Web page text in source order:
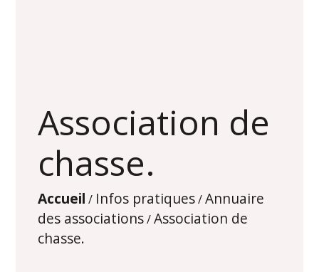
Association de
chasse.
Accueil / Infos pratiques/Annuaire
des associations/Association de
chasse.